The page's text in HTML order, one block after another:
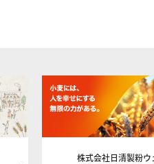
株式会社日清製粉ウ